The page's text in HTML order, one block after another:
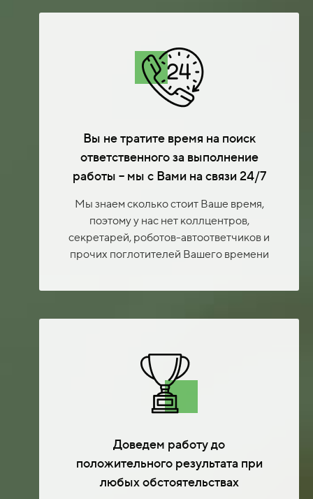
Вы не тратите время на поиск
ответственного за выполнение
работы – мы с Вами на связи 24/7
Мы знаем сколько стоит Ваше время,
поэтому у нас нет коллцентров,
секретарей, роботов-автоответчиков и
прочих поглотителей Вашего времени
Доведем работу до
положительного результата при
любых обстоятельствах